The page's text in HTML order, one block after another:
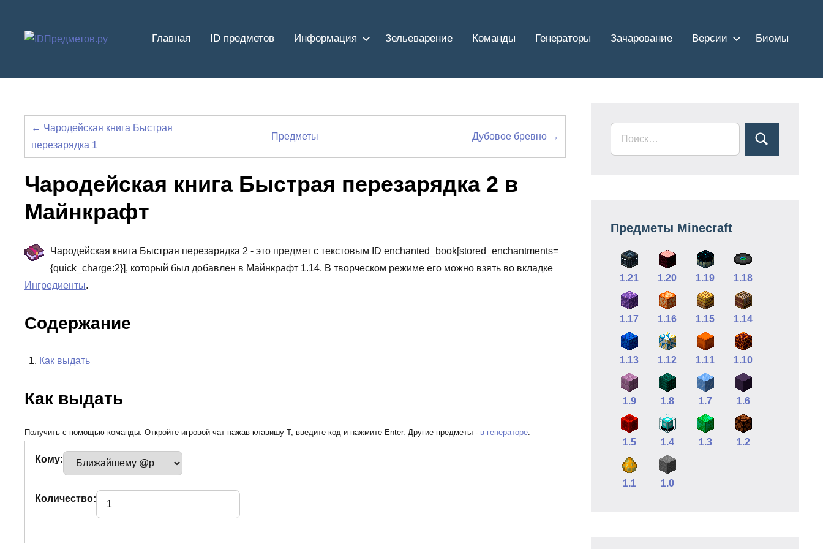
содержимому
Главная ID предметов Информация Зельеварение Команды Генераторы Зачарование Версии Биомы
← Чародейская книга Быстрая
перезарядка 1
Предметы Дубовое бревно →
Чародейская книга Быстрая перезарядка 2 в
Майнкрафт
Чародейская книга Быстрая перезарядка 2 - это предмет с текстовым ID enchanted_book[stored_enchantments=
{quick_charge:2}], который был добавлен в Майнкрафт 1.14. В творческом режиме его можно взять во вкладке
Ингредиенты.
Содержание
Как выдать
Как выдать
Получить с помощью команды. Откройте игровой чат нажав клавишу T, введите код и нажмите Enter. Другие предметы - в генераторе
Кому:
Количество:
Предметы Minecraft
1.21 1.20 1.19 1.18
1.17 1.16 1.15 1.14
1.13 1.12 1.11 1.10
1.9 1.8 1.7 1.6
1.5 1.4 1.3 1.2
1.1 1.0